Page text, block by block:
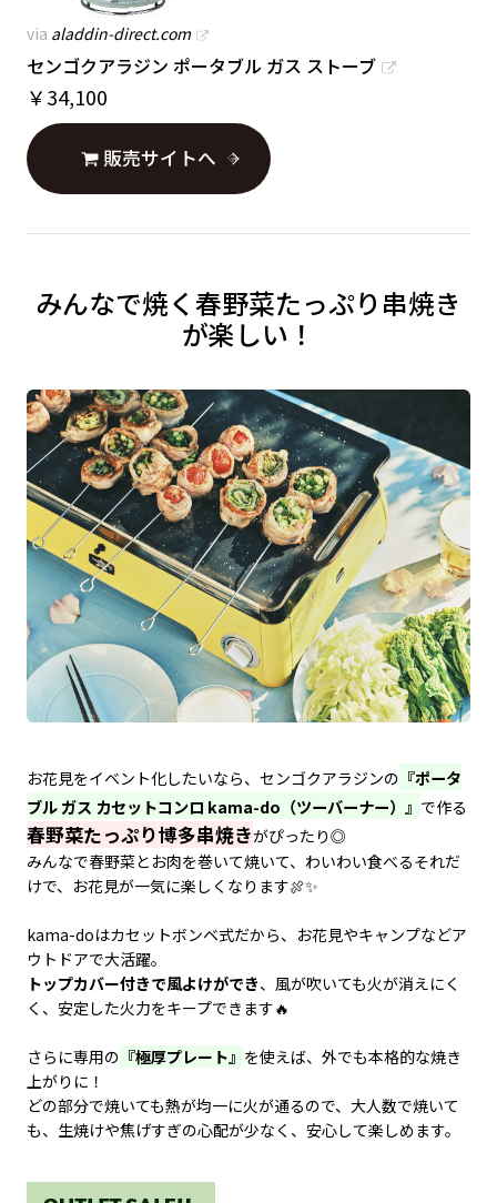
via aladdin-direct.com
センゴクアラジン ポータブル ガス ストーブ
￥34,100
販売サイトへ
みんなで焼く春野菜たっぷり串焼き
が楽しい！
お花見をイベント化したいなら、センゴクアラジンの 『ポータ
ブル ガス カセットコンロ kama-do（ツーバーナー）』 で作る
春野菜たっぷり博多串焼きがぴったり◎
みんなで春野菜とお肉を巻いて焼いて、わいわい食べる――それだ
けで、お花見が一気に楽しくなります🍖✨
kama-doはカセットボンベ式だから、お花見やキャンプなどア
ウトドアで大活躍。
トップカバー付きで風よけができ、風が吹いても火が消えにく
く、安定した火力をキープできます🔥
さらに専用の 『極厚プレート』 を使えば、外でも本格的な焼き
上がりに！
どの部分で焼いても熱が均一に火が通るので、大人数で焼いて
も、生焼けや焦げすぎの心配が少なく、安心して楽しめます。